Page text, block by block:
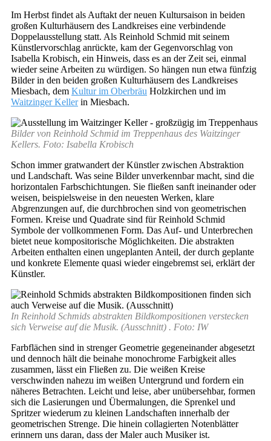
Im Herbst findet als Auftakt der neuen Kultursaison in beiden
großen Kulturhäusern des Landkreises eine verbindende
Doppelausstellung statt. Als Reinhold Schmid mit seinem
Künstlervorschlag anrückte, kam der Gegenvorschlag von
Isabella Krobisch, ein Hinweis, dass es an der Zeit sei, einmal
wieder seine Arbeiten zu würdigen. So hängen nun etwa fünfzig
Bilder in den beiden großen Kulturhäusern des Landkreises
Miesbach, dem Kultur im Oberbräu Holzkirchen und im
Waitzinger Kellerin Miesbach.
Bilder von Reinhold Schmid im Treppenhaus des Waitzinger
Kellers. Foto: Isabella Krobisch
Schon immer gratwandert der Künstler zwischen Abstraktion
und Landschaft. Was seine Bilder unverkennbar macht, sind die
horizontalen Farbschichtungen. Sie fließen sanft ineinander oder
weisen, beispielsweise in den neuesten Werken, klare
Abgrenzungen auf, die durchbrochen sind von geometrischen
Formen. Kreise und Quadrate sind für Reinhold Schmid
Symbole der vollkommenen Form. Das Auf- und Unterbrechen
bietet neue kompositorische Möglichkeiten. Die abstrakten
Arbeiten enthalten einen ungeplanten Anteil, der durch geplante
und konkrete Elemente quasi wieder eingebremst sei, erklärt der
Künstler.
In Reinhold Schmids abstrakten Bildkompositionen verstecken
sich Verweise auf die Musik. (Ausschnitt) . Foto: IW
Farbflächen sind in strenger Geometrie gegeneinander abgesetzt
und dennoch hält die beinahe monochrome Farbigkeit alles
zusammen, lässt ein Fließen zu. Die weißen Kreise
verschwinden nahezu im weißen Untergrund und fordern ein
näheres Betrachten. Leicht und leise, aber unübersehbar, formen
sich die Lasierungen und Übermalungen, die Sprenkel und
Spritzer wiederum zu kleinen Landschaften innerhalb der
geometrischen Strenge. Die hinein collagierten Notenblätter
erinnern uns daran, dass der Maler auch Musiker ist.